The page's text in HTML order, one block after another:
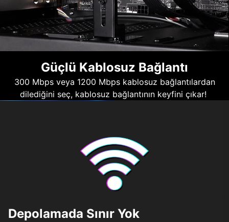
Güçlü Kablosuz Bağlantı
300 Mbps veya 1200 Mbps kablosuz bağlantılardan
dilediğini seç, kablosuz bağlantının keyfini çıkar!
Depolamada Sınır Yok